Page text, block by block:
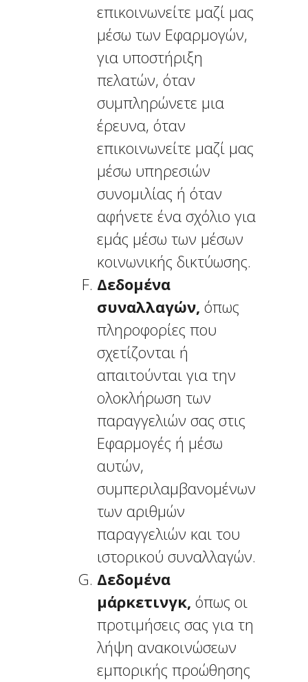
επικοινωνείτε μαζί μας
μέσω των Εφαρμογών,
για υποστήριξη
πελατών, όταν
συμπληρώνετε μια
έρευνα, όταν
επικοινωνείτε μαζί μας
μέσω υπηρεσιών
συνομιλίας ή όταν
αφήνετε ένα σχόλιο για
εμάς μέσω των μέσων
κοινωνικής δικτύωσης.
Δεδομένα
συναλλαγών, όπως
πληροφορίες που
σχετίζονται ή
απαιτούνται για την
ολοκλήρωση των
παραγγελιών σας στις
Εφαρμογές ή μέσω
αυτών,
συμπεριλαμβανομένων
των αριθμών
παραγγελιών και του
ιστορικού συναλλαγών.
Δεδομένα
μάρκετινγκ, όπως οι
προτιμήσεις σας για τη
λήψη ανακοινώσεων
εμπορικής προώθησης